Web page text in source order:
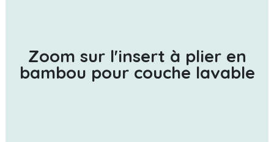
Zoom sur l'insert à plier en
bambou pour couche lavable